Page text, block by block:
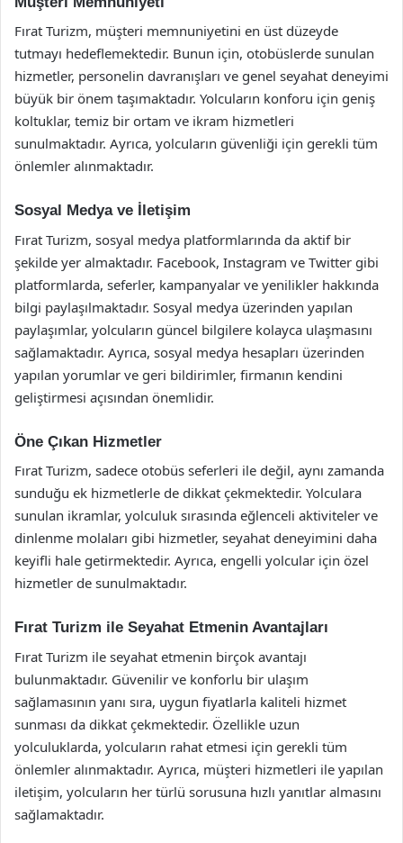
Fırat Turizm, müşteri memnuniyetini en üst düzeyde
tutmayı hedeflemektedir. Bunun için, otobüslerde sunulan
hizmetler, personelin davranışları ve genel seyahat deneyimi
büyük bir önem taşımaktadır. Yolcuların konforu için geniş
koltuklar, temiz bir ortam ve ikram hizmetleri
sunulmaktadır. Ayrıca, yolcuların güvenliği için gerekli tüm
önlemler alınmaktadır.
Sosyal Medya ve İletişim
Fırat Turizm, sosyal medya platformlarında da aktif bir
şekilde yer almaktadır. Facebook, Instagram ve Twitter gibi
platformlarda, seferler, kampanyalar ve yenilikler hakkında
bilgi paylaşılmaktadır. Sosyal medya üzerinden yapılan
paylaşımlar, yolcuların güncel bilgilere kolayca ulaşmasını
sağlamaktadır. Ayrıca, sosyal medya hesapları üzerinden
yapılan yorumlar ve geri bildirimler, firmanın kendini
geliştirmesi açısından önemlidir.
Öne Çıkan Hizmetler
Fırat Turizm, sadece otobüs seferleri ile değil, aynı zamanda
sunduğu ek hizmetlerle de dikkat çekmektedir. Yolculara
sunulan ikramlar, yolculuk sırasında eğlenceli aktiviteler ve
dinlenme molaları gibi hizmetler, seyahat deneyimini daha
keyifli hale getirmektedir. Ayrıca, engelli yolcular için özel
hizmetler de sunulmaktadır.
Fırat Turizm ile Seyahat Etmenin Avantajları
Fırat Turizm ile seyahat etmenin birçok avantajı
bulunmaktadır. Güvenilir ve konforlu bir ulaşım
sağlamasının yanı sıra, uygun fiyatlarla kaliteli hizmet
sunması da dikkat çekmektedir. Özellikle uzun
yolculuklarda, yolcuların rahat etmesi için gerekli tüm
önlemler alınmaktadır. Ayrıca, müşteri hizmetleri ile yapılan
iletişim, yolcuların her türlü sorusuna hızlı yanıtlar almasını
sağlamaktadır.